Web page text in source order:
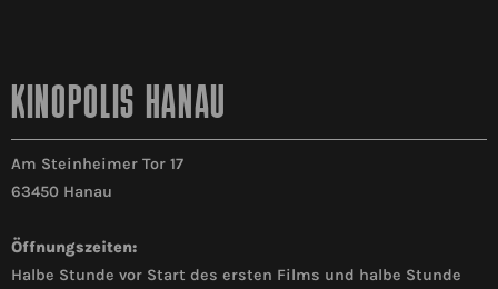
KINOPOLIS HANAU
Am Steinheimer Tor 17
63450 Hanau
Öffnungszeiten:
Halbe Stunde vor Start des ersten Films und halbe Stunde